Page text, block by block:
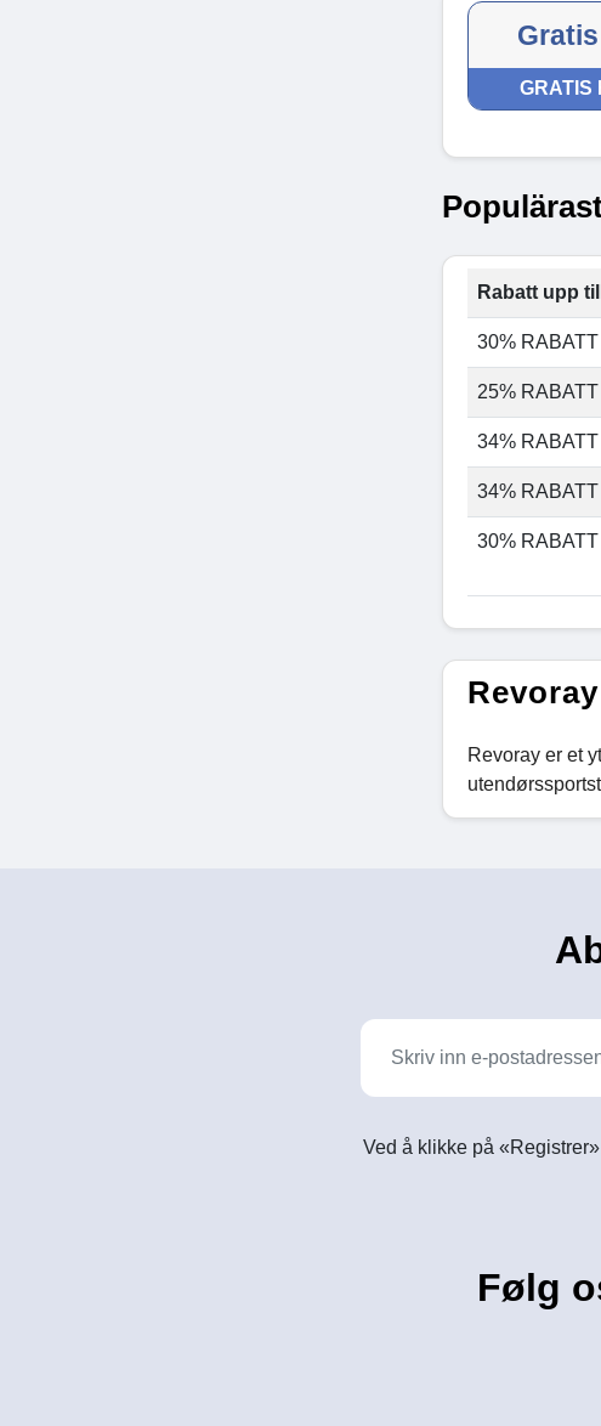
GRATIS
Rabatt upp till
30% RABATT
25% RABATT
34% RABATT
34% RABATT
30% RABATT
Revoray er et
Ved å klikke på
Følg